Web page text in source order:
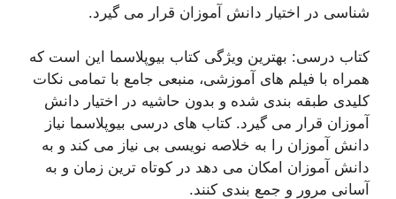
شناسی در اختیار دانش آموزان قرار می گیرد.
کتاب درسی: بهترین ویژگی کتاب بیوپلاسما این است که
همراه با فیلم های آموزشی، منبعی جامع با تمامی نکات
کلیدی طبقه بندی شده و بدون حاشیه در اختیار دانش
آموزان قرار می گیرد. کتاب های درسی بیوپلاسما نیاز
دانش آموزان را به خلاصه نویسی بی نیاز می کند و به
دانش آموزان امکان می دهد در کوتاه ترین زمان و به
آسانی مرور و جمع بندی کنند.